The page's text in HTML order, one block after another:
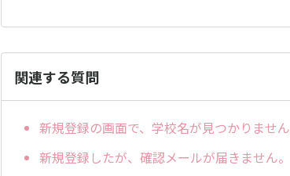
関連する質問
新規登録の画面で、学校名が見つかりません
新規登録したが、確認メールが届きません。